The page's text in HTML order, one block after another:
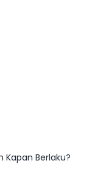
Kapan Berlaku?